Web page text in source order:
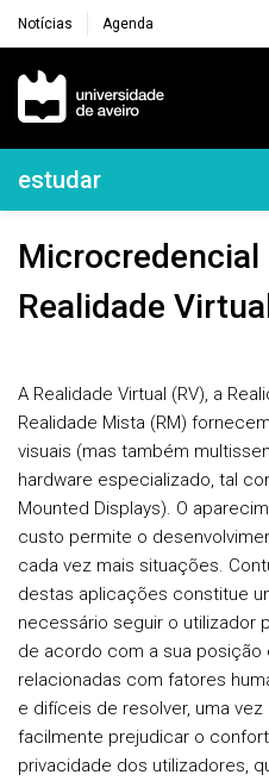
Notícias Agenda
Navegação
Navegação Lateral
estudar
Microcredencial em Introdução à
Realidade
A Realidade Virtual (RV), a
Realidade Mista (RM)
visuais (mas também
hardware especializado, tal
Mounted Displays). O
custo permite o
cada vez mais situações.
destas aplicações constitue
necessário seguir o utilizador
de acordo com a sua
relacionadas com fatores
e difíceis de resolver, uma
facilmente prejudicar o
privacidade dos utilizadores,